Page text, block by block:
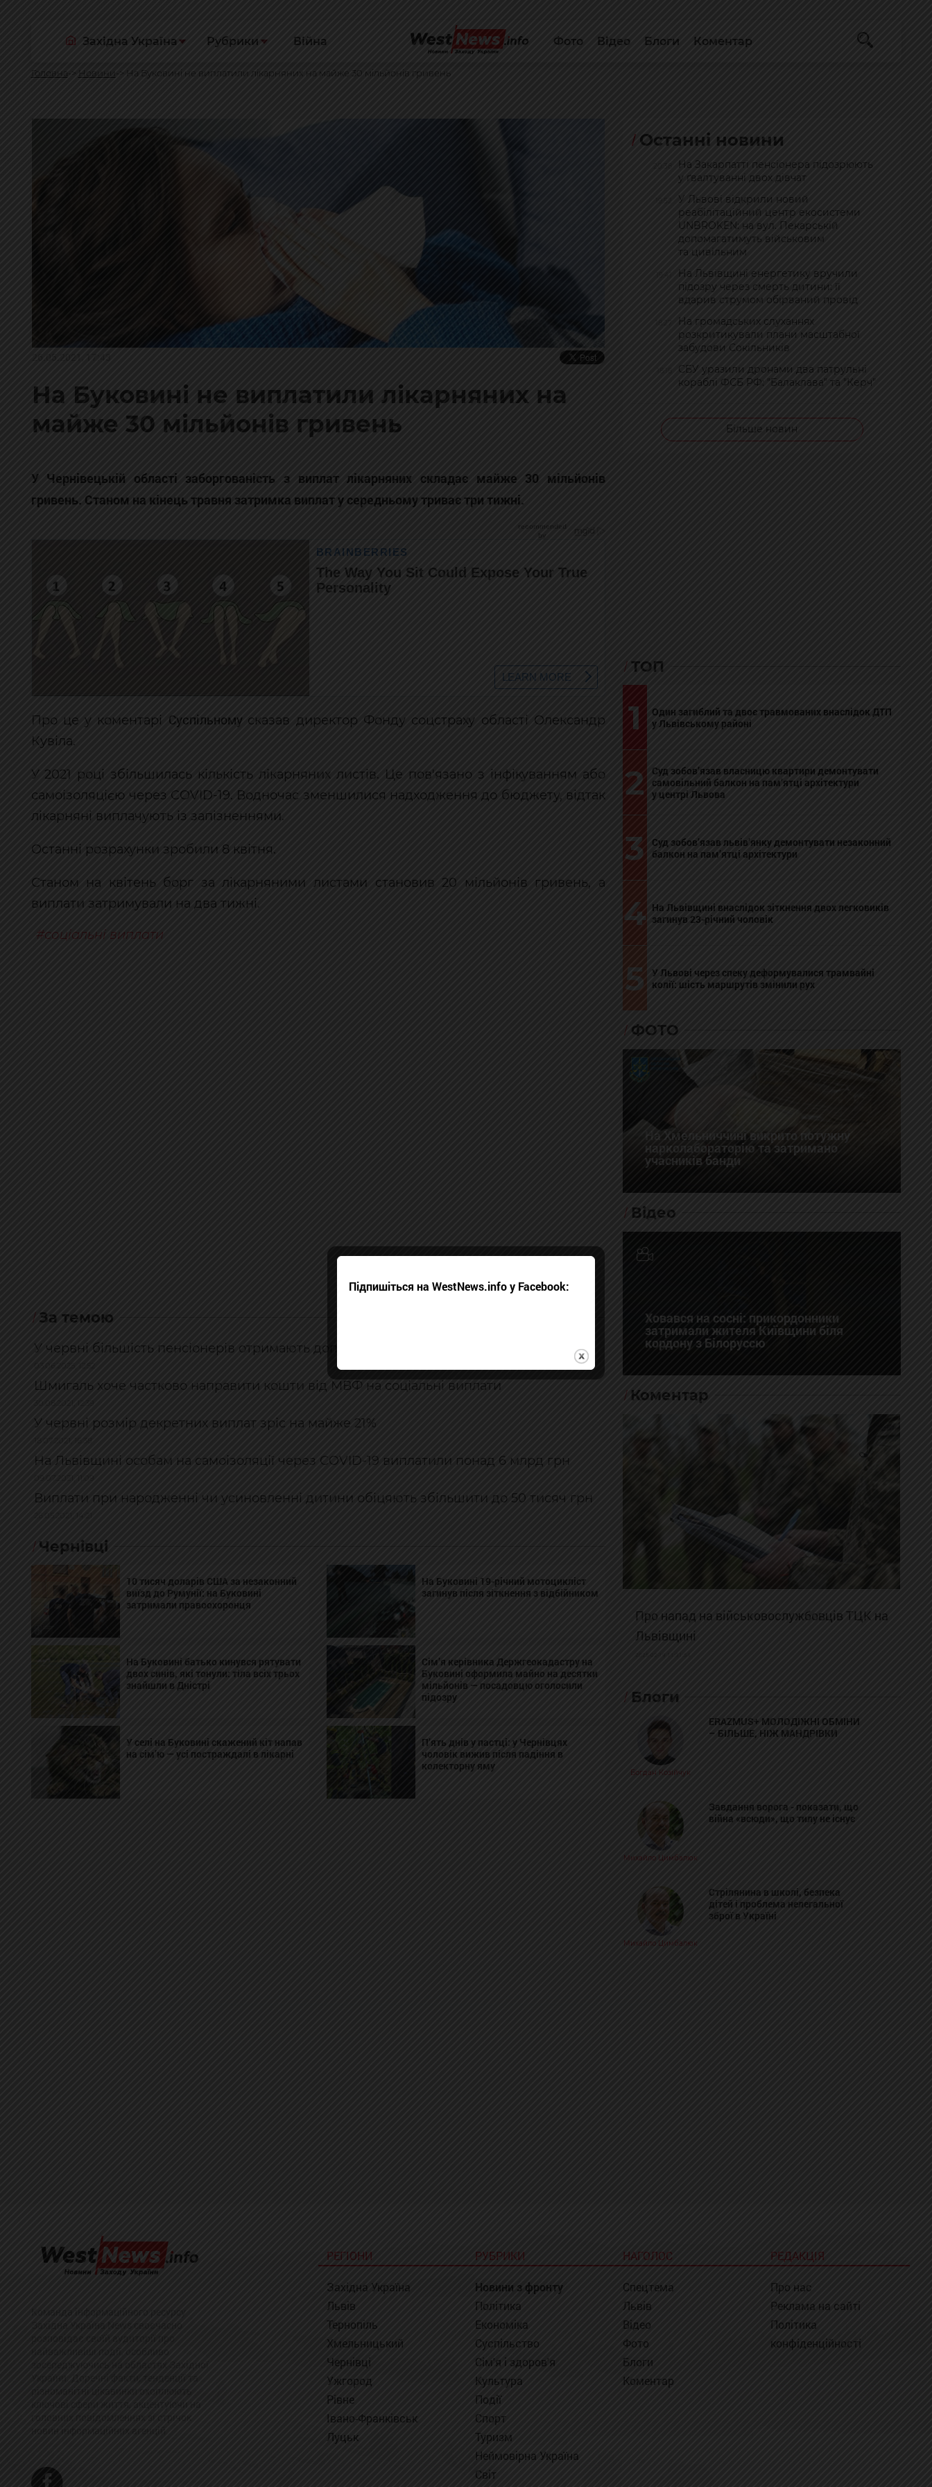
Західна Україна Рубрики Війна Фото Відео Блоги Коментар
Головна Новини На Буковині не виплатили лікарняних на майже 30 мільйонів гривень
На Буковині не виплатили лікарняних на
майже 30 мільйонів гривень
У Чернівецькій області заборгованість з виплат лікарняних складає майже 30 мільйонів
гривень. Станом на кінець травня затримка виплат у середньому триває три тижні.
Про це у коментарі Суспільному сказав директор Фонду соцстраху області Олександр
Кувіла.
У 2021 році збільшилась кількість лікарняних листів. Це пов'язано з інфікуванням або
самоізоляцією через COVID-19. Водночас зменшилися надходження до бюджету, відтак
лікарняні виплачують із запізненнями.
Останні розрахунки зробили 8 квітня.
Станом на квітень борг за лікарняними листами становив 20 мільйонів гривень, а
виплати затримували на два тижні.
соціальні виплати
За темою
У червні більшість пенсіонерів отримають доплати: кого це стосується
Шмигаль хоче частково направити кошти від МВФ на соціальні виплати
У червні розмір декретних виплат зріс на майже 21%
На Львівщині особам на самоізоляції через COVID-19 виплатили понад 6 млрд грн
Виплати при народженні чи усиновленні дитини обіцяють збільшити до 50 тисяч грн
Чернівці
10 тисяч доларів США за незаконний
виїзд до Румунії: на Буковині
затримали правоохоронця
На Буковині 19-річний мотоцикліст
загинув після зіткнення з відбійником
На Буковині батько кинувся рятувати
двох синів, які тонули: тіла всіх трьох
знайшли в Дністрі
Сім’я керівника Держгеокадастру на
Буковині оформила майно на десятки
мільйонів — посадовцю оголосили
підозру
У селі на Буковині скажений кіт напав
на сім’ю — усі постраждалі в лікарні
П’ять днів у пастці: у Чернівцях
чоловік вижив після падіння в
колекторну яму
Останні новини
На Закарпатті пенсіонера підозрюють
у ґвалтуванні двох дівчат
У Львові відкрили новий
реабілітаційний центр екосистеми
UNBROKEN: на вул. Пекарській
допомагатимуть військовим
та цивільним
На Львівщині енергетику вручили
підозру через смерть дитини: її
вдарив струмом обірваний провід
На громадських слуханнях
розкритикували плани масштабної
забудови Сокільників
СБУ уразили дронами два патрульні
кораблі ФСБ РФ: "Балаклава" та "Керч"
Більше новин
ТОП
1
Один загиблий та двоє травмованих внаслідок ДТП
у Львівському районі
2
Суд зобов’язав власницю квартири демонтувати
самовільний балкон на пам’ятці архітектури
у центрі Львова
3
Суд зобов’язав львів’янку демонтувати незаконний
балкон на пам’ятці архітектури
4 На Львівщині внаслідок зіткнення двох легковиків
загинув 23-річний чоловік
5
У Львові через спеку деформувалися трамвайні
колії: шість маршрутів змінили рух
ФОТО
На Хмельниччині викрито потужну
нарколабораторію та затримано
учасників банди
Відео
Ховався на сосні: прикордонники
затримали жителя Київщини біля
кордону з Білоруссю
Коментар
Про напад на військовослужбовців ТЦК на
Львівщині
Блоги
Богдан Козійчук
ERAZMUS+ МОЛОДІЖНІ ОБМІНИ
– БІЛЬШЕ, НІЖ МАНДРІВКИ
Михайло Цимбалюк
Завдання ворога - показати, що
війна «всюди», що тилу не існує
Михайло Цимбалюк
Стрілянина в школі, безпека
дітей і проблема нелегальної
зброї в Україні
РЕГІОНИ
Західна Україна
Львів
Тернопіль
Хмельницький
Чернівці
Ужгород
Рівне
Івано-Франківськ
Луцьк
РУБРИКИ
Новини з фронту
Політика
Економіка
Суспільство
Сім'я і здоров'я
Культура
Події
Спорт
Туризм
Неймовірна Україна
Світ
НАГОЛОС
Спецтема
Львів
Відео
Фото
Блоги
Коментар
РЕДАКЦІЯ
Про нас
Реклама на сайті
Політика
конфіденційності
Підпишіться на WestNews.info у Facebook: